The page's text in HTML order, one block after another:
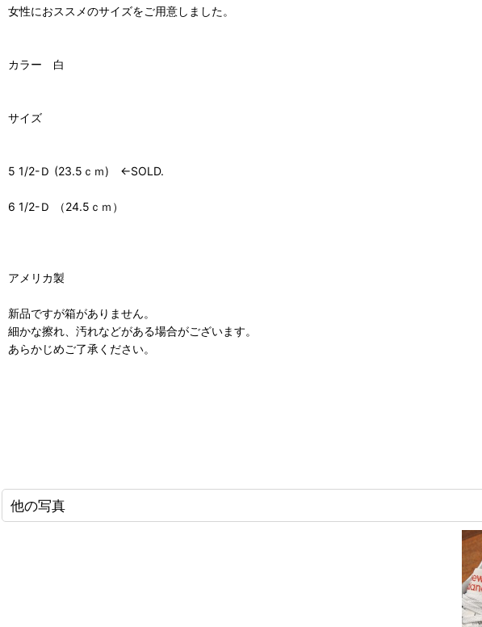
女性におススメのサイズをご用意しました。
カラー 白
サイズ
5 1/2-Ｄ (23.5ｃｍ) ←SOLD.
6 1/2-Ｄ （24.5ｃｍ）
アメリカ製
新品ですが箱がありません。
細かな擦れ、汚れなどがある場合がございます。
あらかじめご了承ください。
他の写真